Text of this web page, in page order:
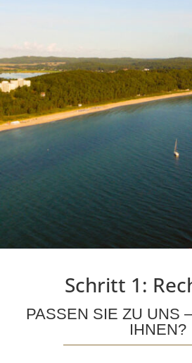
Schritt 1:
PASSEN SIE ZU UNS
IHNEN?